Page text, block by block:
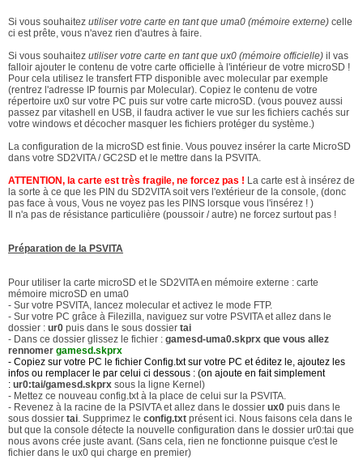
Si vous souhaitez utiliser votre carte en tant que uma0 (mémoire externe) celle
ci est prête, vous n'avez rien d'autres à faire.
Si vous souhaitez utiliser votre carte en tant que ux0 (mémoire officielle) il vas
falloir ajouter le contenu de votre carte officielle à l'intérieur de votre microSD !
Pour cela utilisez le transfert FTP disponible avec molecular par exemple
(rentrez l'adresse IP fournis par Molecular). Copiez le contenu de votre
répertoire ux0 sur votre PC puis sur votre carte microSD. (vous pouvez aussi
passez par vitashell en USB, il faudra activer le vue sur les fichiers cachés sur
votre windows et décocher masquer les fichiers protéger du système.)
La configuration de la microSD est finie. Vous pouvez insérer la carte MicroSD
dans votre SD2VITA / GC2SD et le mettre dans la PSVITA.
ATTENTION, la carte est très fragile, ne forcez pas ! La carte est à insérez de
la sorte à ce que les PIN du SD2VITA soit vers l'extérieur de la console, (donc
pas face à vous, Vous ne voyez pas les PINS lorsque vous l'insérez ! )
Il n'a pas de résistance particulière (poussoir / autre) ne forcez surtout pas !
Préparation de la PSVITA
Pour utiliser la carte microSD et le SD2VITA en mémoire externe : carte
mémoire microSD en uma0
- Sur votre PSVITA, lancez molecular et activez le mode FTP.
- Sur votre PC grâce à Filezilla, naviguez sur votre PSVITA et allez dans le
dossier : ur0 puis dans le sous dossier tai
- Dans ce dossier glissez le fichier : gamesd-uma0.skprx que vous allez
rennomer gamesd.skprx
- Copiez sur votre PC le fichier Config.txt sur votre PC et éditez le, ajoutez les
infos ou remplacer le par celui ci dessous : (on ajoute en fait simplement
: ur0:tai/gamesd.skprx sous la ligne Kernel)
- Mettez ce nouveau config.txt à la place de celui sur la PSVITA.
- Revenez à la racine de la PSIVTA et allez dans le dossier ux0 puis dans le
sous dossier tai . Supprimez le config.txt présent ici. Nous faisons cela dans le
but que la console détecte la nouvelle configuration dans le dossier ur0:tai que
nous avons crée juste avant. (Sans cela, rien ne fonctionne puisque c'est le
fichier dans le ux0 qui charge en premier)